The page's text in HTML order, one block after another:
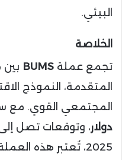
البيئي.
الخلاصة
تجمع عملة BUMS بين
المتقدمة، النموذج
المجتمعي القوي. مع
دولار، وتوقعات تصل
2025، تُعتبر هذه